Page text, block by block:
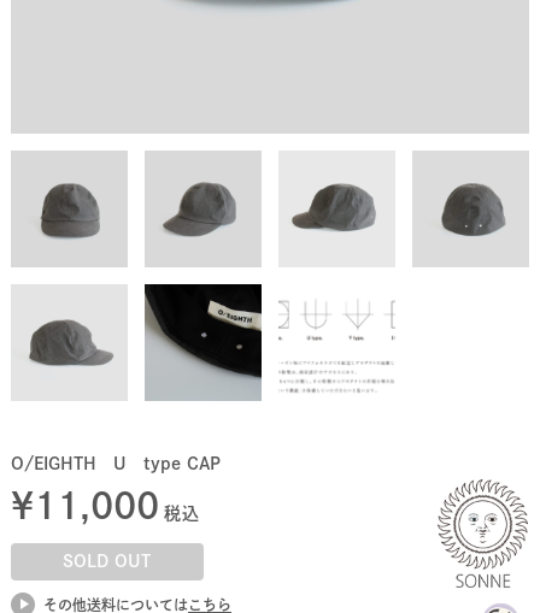
O/EIGHTH U type CAP
¥11,000 税込
SOLD OUT
その他送料については こちら